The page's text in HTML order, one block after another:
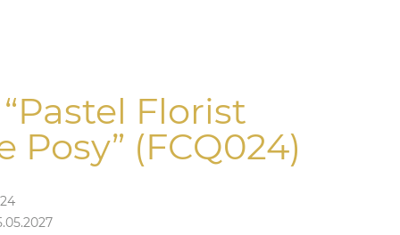
Florist
Posy” (FCQ024)